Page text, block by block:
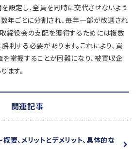
設定し、全員を同時に交代させないよう
数年ごとに分割され、毎年一部が改選され
締役会の支配を獲得するためには複数
利する必要があります。これにより、買
掌握することが困難になり、被買収企
ます。
関連記事
概要、メリットとデメリット、具体的な